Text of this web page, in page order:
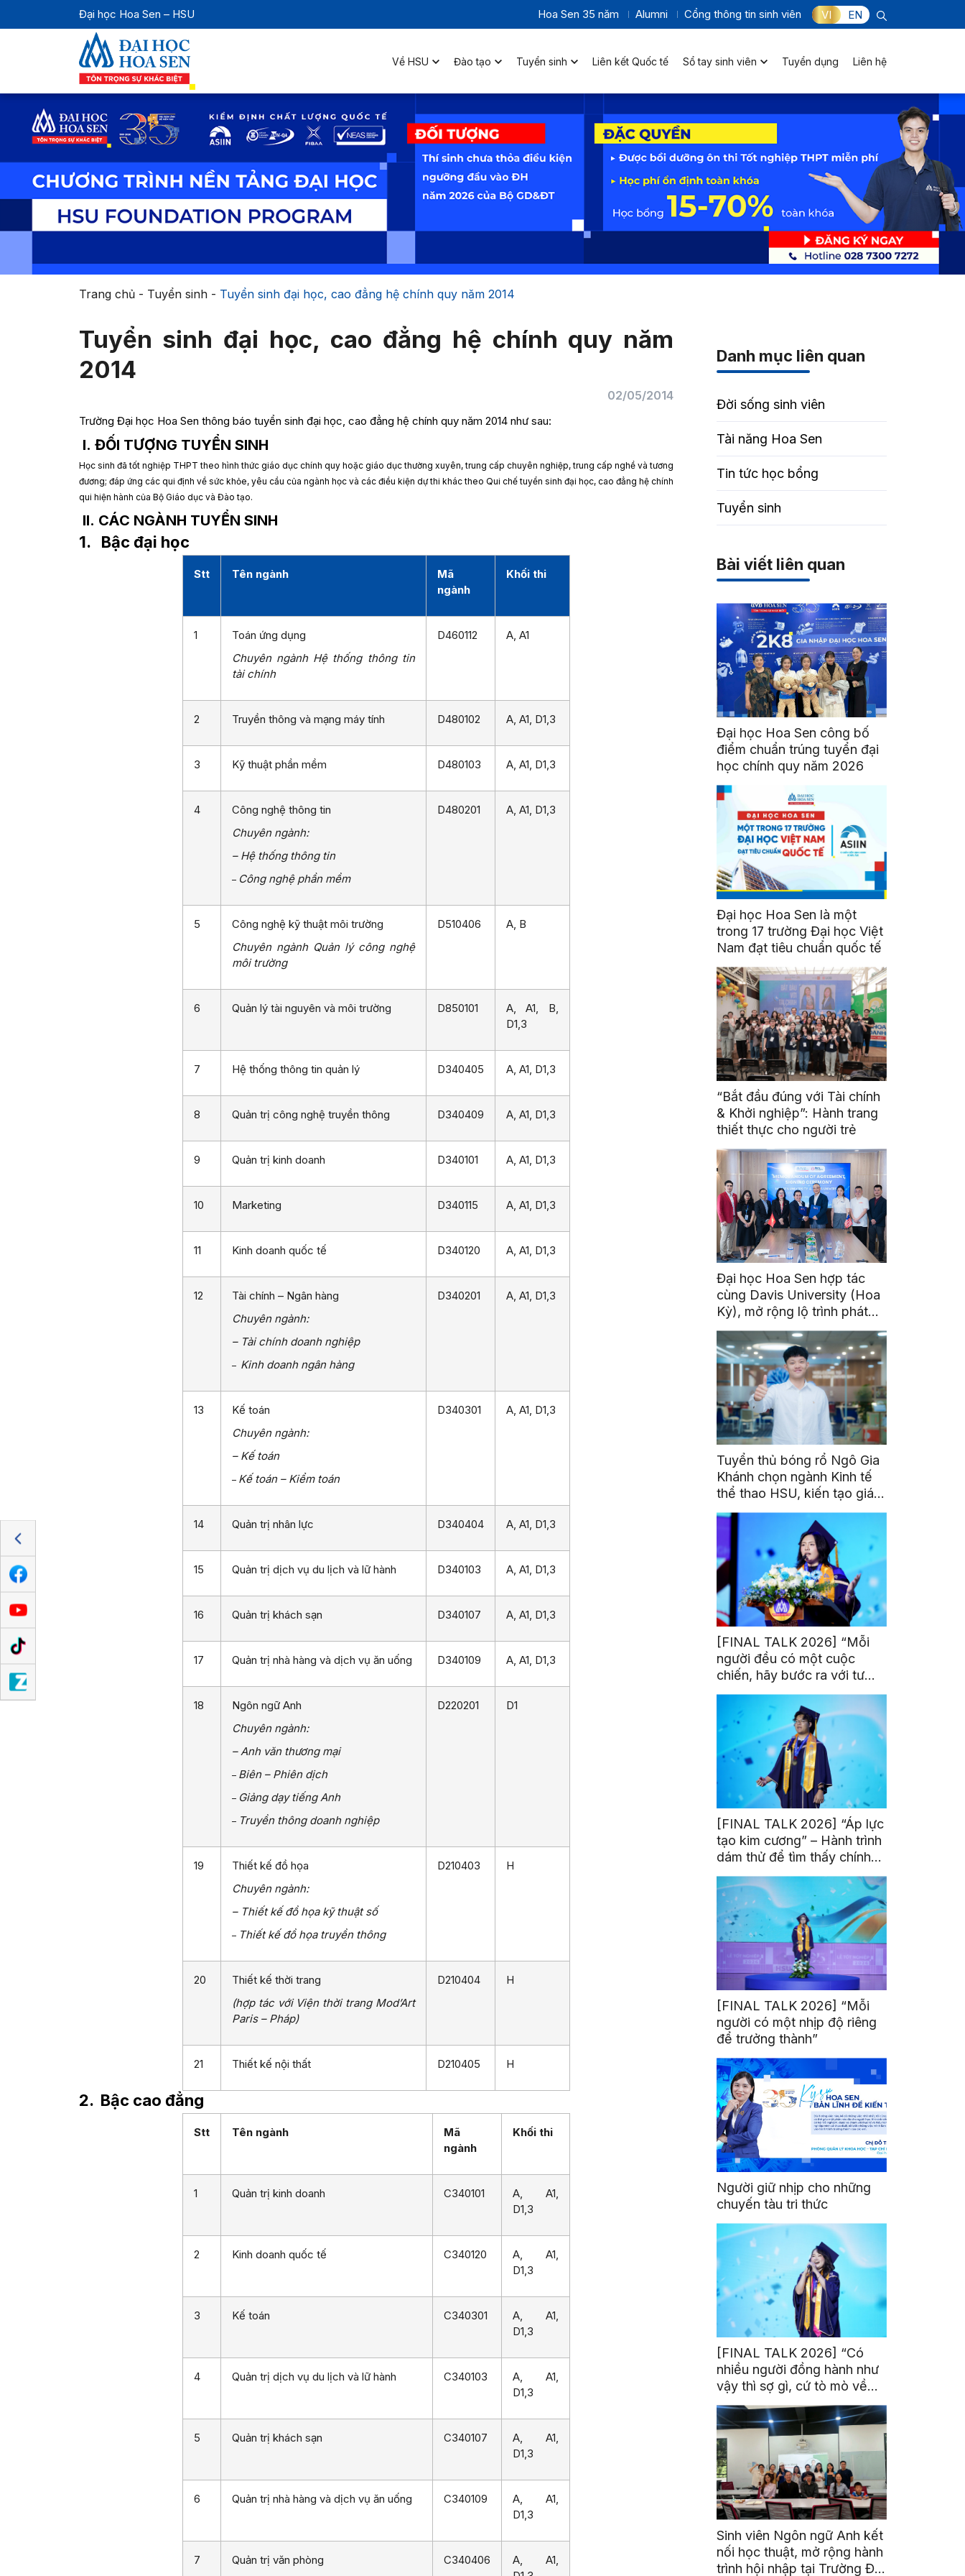
Đại học Hoa Sen – HSU Hoa Sen 35 năm Alumni Cổng thông tin sinh viên VI EN
Về HSU Đào tạo Tuyển sinh Liên kết Quốc tế Sổ tay sinh viên Tuyển dụng Liên hệ
Trang chủ- Tuyển sinh- Tuyển sinh đại học, cao đẳng hệ chính quy năm 2014
Tuyển sinh đại học, cao đẳng hệ chính quy năm
2014
02/05/2014
Trường Đại học Hoa Sen thông báo tuyển sinh đại học, cao đẳng hệ chính quy năm 2014 như sau:
I. ĐỐI TƯỢNG TUYỂN SINH
Học sinh đã tốt nghiệp THPT theo hình thức giáo dục chính quy hoặc giáo dục thường xuyên, trung cấp chuyên nghiệp, trung cấp nghề và tương
đương; đáp ứng các qui định về sức khỏe, yêu cầu của ngành học và các điều kiện dự thi khác theo Qui chế tuyển sinh đại học, cao đẳng hệ chính
qui hiện hành của Bộ Giáo dục và Đào tạo.
II. CÁC NGÀNH TUYỂN SINH
1. Bậc đại học
Stt Tên ngành
Mã
ngành
Khối thi
1
Toán ứng dụng
Chuyên ngành Hệ thống thông tin
tài chính
D460112 A, A1
2 Truyền thông và mạng máy tính D480102 A, A1, D1,3
3 Kỹ thuật phần mềm D480103 A, A1, D1,3
4
Công nghệ thông tin
Chuyên ngành:
– Hệ thống thông tin
– Công nghệ phần mềm
D480201 A, A1, D1,3
5
Công nghệ kỹ thuật môi trường
Chuyên ngành Quản lý công nghệ
môi trường
D510406 A, B
6 Quản lý tài nguyên và môi trường D850101
A, A1, B,
D1,3
7 Hệ thống thông tin quản lý D340405 A, A1, D1,3
8 Quản trị công nghệ truyền thông D340409 A, A1, D1,3
9 Quản trị kinh doanh D340101 A, A1, D1,3
10 Marketing D340115 A, A1, D1,3
11 Kinh doanh quốc tế D340120 A, A1, D1,3
12
Tài chính – Ngân hàng
Chuyên ngành:
– Tài chính doanh nghiệp
– Kinh doanh ngân hàng
D340201 A, A1, D1,3
13
Kế toán
Chuyên ngành:
– Kế toán
– Kế toán – Kiểm toán
D340301 A, A1, D1,3
14 Quản trị nhân lực D340404 A, A1, D1,3
15 Quản trị dịch vụ du lịch và lữ hành D340103 A, A1, D1,3
16 Quản trị khách sạn D340107 A, A1, D1,3
17 Quản trị nhà hàng và dịch vụ ăn uống D340109 A, A1, D1,3
18
Ngôn ngữ Anh
Chuyên ngành:
– Anh văn thương mại
– Biên – Phiên dịch
– Giảng dạy tiếng Anh
– Truyền thông doanh nghiệp
D220201 D1
19
Thiết kế đồ họa
Chuyên ngành:
– Thiết kế đồ họa kỹ thuật số
– Thiết kế đồ họa truyền thông
D210403 H
20
Thiết kế thời trang
(hợp tác với Viện thời trang Mod’Art
Paris – Pháp)
D210404 H
21 Thiết kế nội thất D210405 H
2. Bậc cao đẳng
Stt Tên ngành
Mã
ngành
Khối thi
1 Quản trị kinh doanh C340101
A, A1,
D1,3
2 Kinh doanh quốc tế C340120
A, A1,
D1,3
3 Kế toán C340301
A, A1,
D1,3
4 Quản trị dịch vụ du lịch và lữ hành C340103
A, A1,
D1,3
5 Quản trị khách sạn C340107
A, A1,
D1,3
6 Quản trị nhà hàng và dịch vụ ăn uống C340109
A, A1,
D1,3
7 Quản trị văn phòng C340406
A, A1,
Danh mục liên quan
Đời sống sinh viên
Tài năng Hoa Sen
Tin tức học bổng
Tuyển sinh
Bài viết liên quan
Đại học Hoa Sen công bố
điểm chuẩn trúng tuyển đại
học chính quy năm 2026
Đại học Hoa Sen là một
trong 17 trường Đại học Việt
Nam đạt tiêu chuẩn quốc tế
“Bắt đầu đúng với Tài chính
& Khởi nghiệp”: Hành trang
thiết thực cho người trẻ
Đại học Hoa Sen hợp tác
cùng Davis University (Hoa
Kỳ), mở rộng lộ trình phát
triển toàn cầu cho sinh viên
Tuyển thủ bóng rổ Ngô Gia
Khánh chọn ngành Kinh tế
thể thao HSU, kiến tạo giá
trị từ đam mê thể thao
[FINAL TALK 2026] “Mỗi
người đều có một cuộc
chiến, hãy bước ra với tư
thế của người chiến thắng”
[FINAL TALK 2026] “Áp lực
tạo kim cương” – Hành trình
dám thử để tìm thấy chính
mình
[FINAL TALK 2026] “Mỗi
người có một nhịp độ riêng
để trưởng thành”
Người giữ nhịp cho những
chuyến tàu tri thức
[FINAL TALK 2026] “Có
nhiều người đồng hành như
vậy thì sợ gì, cứ tò mò về
thế giới thôi”
Sinh viên Ngôn ngữ Anh kết
nối học thuật, mở rộng hành
trình hội nhập tại Trường Đại